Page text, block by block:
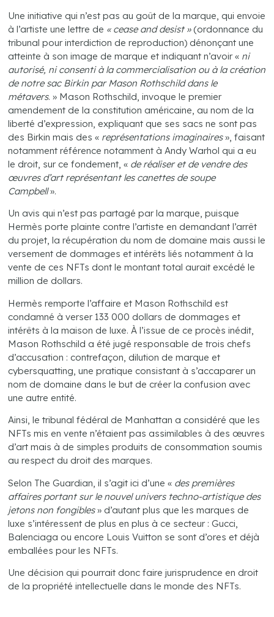
Une initiative qui n’est pas au goût de la marque, qui envoie
à l’artiste une lettre de « cease and desist »(ordonnance du
tribunal pour interdiction de reproduction) dénonçant une
atteinte à son image de marque et indiquant n’avoir « ni
autorisé, ni consenti à la commercialisation ou à la création
de notre sac Birkin par Mason Rothschild dans le
métavers. » Mason Rothschild, invoque le premier
amendement de la constitution américaine, au nom de la
liberté d’expression, expliquant que ses sacs ne sont pas
des Birkin mais des « représentations imaginaires», faisant
notamment référence notamment à Andy Warhol qui a eu
le droit, sur ce fondement, « de réaliser et de vendre des
œuvres d’art représentant les canettes de soupe
Campbell».
Un avis qui n’est pas partagé par la marque, puisque
Hermès porte plainte contre l’artiste en demandant l’arrêt
du projet, la récupération du nom de domaine mais aussi le
versement de dommages et intérêts liés notamment à la
vente de ces NFTs dont le montant total aurait excédé le
million de dollars.
Hermès remporte l’affaire et Mason Rothschild est
condamné à verser 133 000 dollars de dommages et
intérêts à la maison de luxe. À l’issue de ce procès inédit,
Mason Rothschild a été jugé responsable de trois chefs
d’accusation : contrefaçon, dilution de marque et
cybersquatting, une pratique consistant à s’accaparer un
nom de domaine dans le but de créer la confusion avec
une autre entité.
Ainsi, le tribunal fédéral de Manhattan a considéré que les
NFTs mis en vente n’étaient pas assimilables à des œuvres
d’art mais à de simples produits de consommation soumis
au respect du droit des marques.
Selon The Guardian, il s’agit ici d’une « des premières
affaires portant sur le nouvel univers techno-artistique des
jetons non fongibles» d’autant plus que les marques de
luxe s’intéressent de plus en plus à ce secteur : Gucci,
Balenciaga ou encore Louis Vuitton se sont d’ores et déjà
emballées pour les NFTs.
Une décision qui pourrait donc faire jurisprudence en droit
de la propriété intellectuelle dans le monde des NFTs.